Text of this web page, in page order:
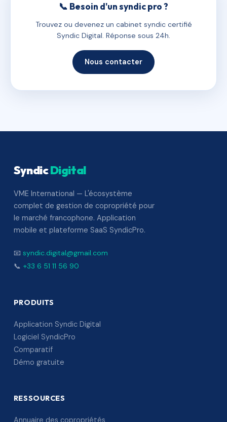
📞 Besoin d'un syndic pro ?
Trouvez ou devenez un cabinet syndic certifié
Syndic Digital. Réponse sous 24h.
Nous contacter
SyndicDigital
VME International — L'écosystème
complet de gestion de copropriété pour
le marché francophone. Application
mobile et plateforme SaaS SyndicPro.
📧 syndic.digital@gmail.com
📞 +33 6 51 11 56 90
PRODUITS
Application Syndic Digital
Logiciel SyndicPro
Comparatif
Démo gratuite
RESSOURCES
Annuaire des copropriétés